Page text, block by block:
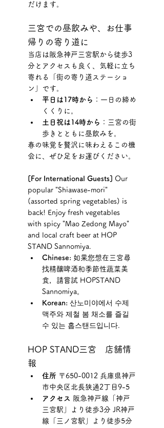
だけます。
三宮での昼飲みや、お仕事
帰りの寄り道に
当店は阪急神戸三宮駅から徒歩3
分とアクセスも良く、気軽に立ち
寄れる「街の寄り道ステーショ
ン」です。
平日は17時から ：一日の締め
くくりに。
土日祝は14時から ：三宮の街
歩きとともに昼飲みを。
春の味覚を贅沢に味わえるこの機
会に、ぜひ足をお運びください。
[For International Guests] Our
popular "Shiawase-mori"
(assorted spring vegetables) is
back! Enjoy fresh vegetables
with spicy "Mao Zedong Mayo"
and local craft beer at HOP
STAND Sannomiya.
Chinese: 如果您想在三宮尋
找精釀啤酒和季節性蔬菜美
食，請嘗試 HOPSTAND
Sannomiya。
Korean: 산노미야에서 수제
맥주와 제철 봄 채소를 즐길
수 있는 홉스탠드입니다.
HOP STAND三宮　店舗情
報
住所 〒650-0012 兵庫県神戸
市中央区北長狭通2丁目9-5
アクセス 阪急神戸線「神戸
三宮駅」より徒歩3分 JR神戸
線「三ノ宮駅」より徒歩5分